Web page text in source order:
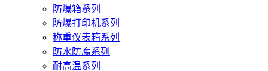
防爆箱系列
防爆打印机系列
称重仪表箱系列
防水防腐系列
耐高温系列